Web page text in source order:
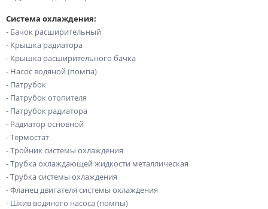
Система охлаждения:
- Бачок расширительный
- Крышка радиатора
- Крышка расширительного бачка
- Насос водяной (помпа)
- Патрубок
- Патрубок отопителя
- Патрубок радиатора
- Радиатор основной
- Термостат
- Тройник системы охлаждения
- Трубка охлаждающей жидкости металлическая
- Трубка системы охлаждения
- Фланец двигателя системы охлаждения
- Шкив водяного насоса (помпы)